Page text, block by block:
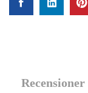
Recensioner